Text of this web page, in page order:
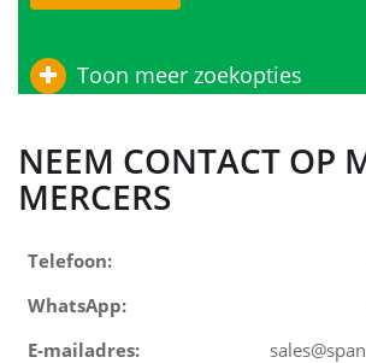
Toon meer zoekopties
NEEM CONTACT OP
MERCERS
Telefoon:
WhatsApp:
E-mailadres: